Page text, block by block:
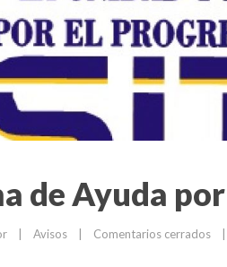
de Ayuda
Avisos Comentarios cerrados